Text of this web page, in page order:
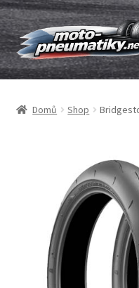
Přeskočit
na
navigaci
Přejít
k
obsahu
webu
Pneumatiky
Duše & ráfkové pásky
Značky
Domů Shop